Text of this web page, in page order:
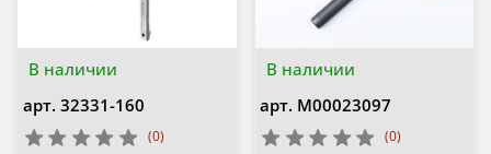
В наличии
арт. 32331-160
(0)
В наличии
арт. М00023097
(0)